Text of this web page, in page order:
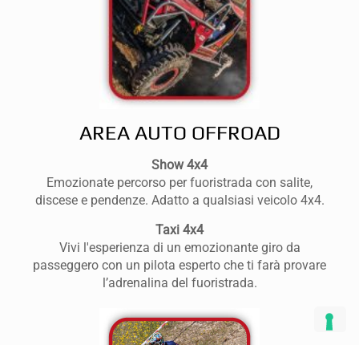
AREA AUTO OFFROAD
Show 4x4
Emozionate percorso per fuoristrada con salite,
discese e pendenze. Adatto a qualsiasi veicolo 4x4.
Taxi 4x4
Vivi l'esperienza di un emozionante giro da
passeggero con un pilota esperto che ti farà provare
l’adrenalina del fuoristrada.